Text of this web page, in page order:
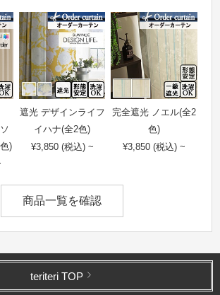
)
遮光 デザインライフ
イハナ(全2色)
¥3,850 (税込) ~
完全遮光 ノエル(全2
色)
¥3,850 (税込) ~
商品一覧を確認
teriteri TOP